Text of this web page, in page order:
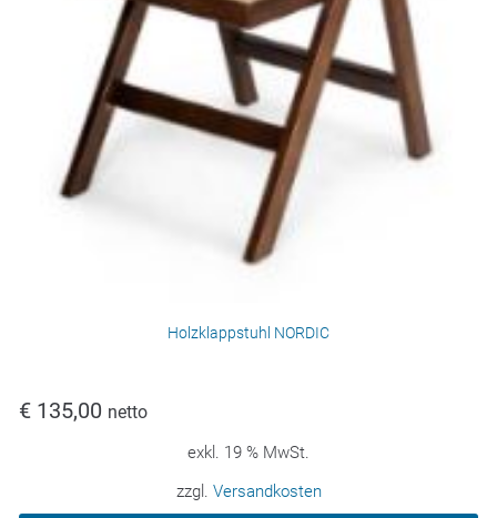
Holzklappstuhl NORDIC
€ 135,00 netto
exkl. 19 % MwSt.
zzgl. Versandkosten